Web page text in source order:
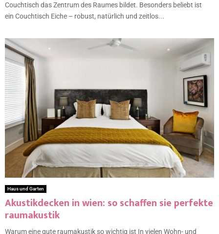
Couchtisch das Zentrum des Raumes bildet. Besonders beliebt ist
ein Couchtisch Eiche – robust, natürlich und zeitlos...
Haus und Garten
Akustikdecken in wien: so schaffen sie perfekte
raumakustik
Warum eine gute raumakustik so wichtig ist In vielen Wohn- und